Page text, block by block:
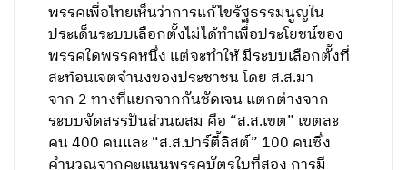
พรรคเพื่อไทยเห็นว่าการแก้ไขรัฐธรรมนูญใน
ประเด็นระบบเลือกตั้งไม่ได้ทำเพื่อประโยชน์ของ
พรรคใดพรรคหนึ่ง แต่จะทำให้ มีระบบเลือกตั้งที่
สะท้อนเจตจำนงของประชาชน โดย ส.ส.มา
จาก 2 ทางที่แยกจากกันชัดเจน แตกต่างจาก
ระบบจัดสรรปันส่วนผสม คือ “ส.ส.เขต” เขตละ
คน 400 คนและ “ส.ส.ปาร์ตี้ลิสต์” 100 คนซึ่ง
คำนวณจากคะแนนพรรคบัตรใบที่สอง การมี